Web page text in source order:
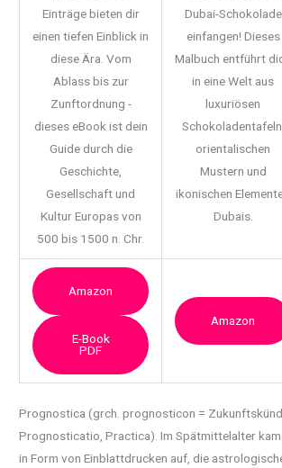
Einträge bieten dir
einen tiefen Einblick in
diese Ära. Vom
Ablass bis zur
Zunftordnung -
dieses eBook ist dein
Guide durch die
Geschichte,
Gesellschaft und
Kultur Europas von
500 bis 1500 n. Chr.
Dubai-Schokolade
einfangen! Dieses
Malbuch entführt
in eine Welt aus
luxuriösen
orientalischen
Mustern und
ikonischen
Dubais.
Amazon
E-Book
PDF
Amazon
Prognostica (grch. prognosticon =
Prognosticatio, Practica). Im Spätmittelalter
in Form von Einblattdrucken auf, die